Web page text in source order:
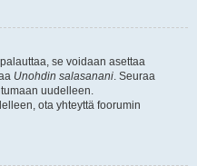
se voidaan asettaa
Unohdin salasanani. Seuraa
uudelleen.
ota yhteyttä foorumin